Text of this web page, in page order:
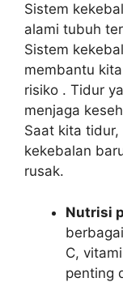
Sistem
alami tubuh
Sistem
membantu
risiko . Tidur
menjaga
Saat kita
kekebalan
rusak.
Nutrisi
C,
penting